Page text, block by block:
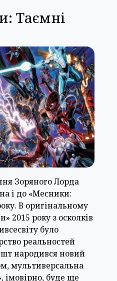
Таємні
Зоряного Лорда
і до «Месники:
В оригінальному
2015 року з осколків
було
реальностей
народився новий
мультиверсальна
імовірно, буде ще